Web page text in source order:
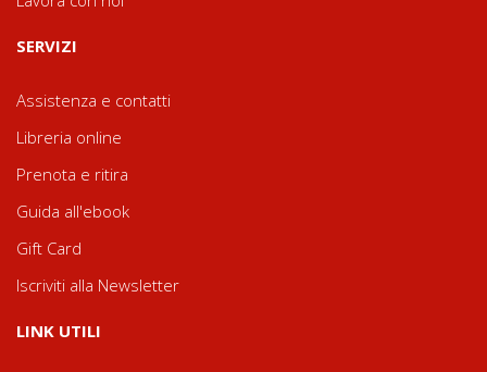
SERVIZI
Assistenza e contatti
Libreria online
Prenota e ritira
Guida all'ebook
Gift Card
Iscriviti alla Newsletter
LINK UTILI